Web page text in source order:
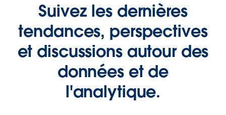
Suivez les dernières
tendances, perspectives
et discussions autour des
données et de
l'analytique.